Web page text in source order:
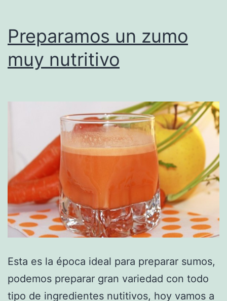
Preparamos un zumo
muy nutritivo
Esta es la época ideal para preparar sumos,
podemos preparar gran variedad con todo
tipo de ingredientes nutitivos, hoy vamos a